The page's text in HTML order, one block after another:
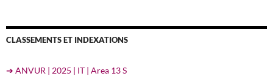
CLASSEMENTS ET INDEXATIONS
➔ ANVUR | 2025 | IT | Area 13 S